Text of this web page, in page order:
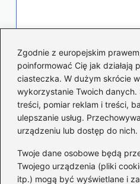
Zgodnie z europejskim
poinformować Cię jak działają
ciasteczka. W dużym skrócie
wykorzystanie Twoich danych.
treści, pomiar reklam i treści,
ulepszanie usług.
urządzeniu lub dostęp do nich.
Twoje dane osobowe będą
Twojego urządzenia (pliki
itp.) mogą być wyświetlane i
Nazwa*
Adres email*
Witryna internetowa